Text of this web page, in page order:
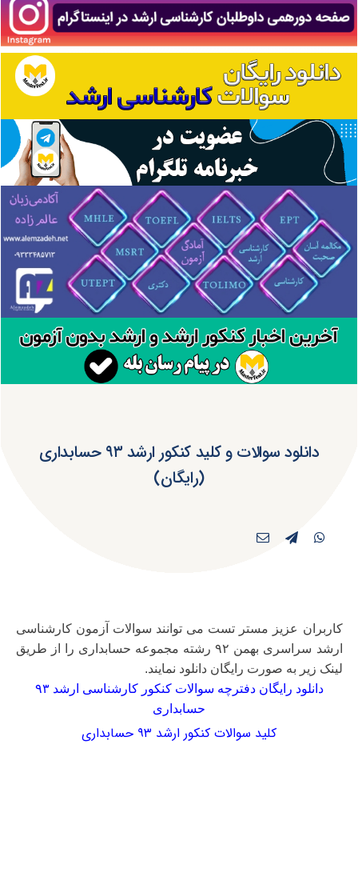
دانلود سوالات و کلید کنکور ارشد ۹۳ حسابداری
(رایگان)
کاربران عزیز مستر تست می توانند سوالات آزمون کارشناسی
ارشد سراسری بهمن ۹۲ رشته
مجموعه حسابداری را از طریق
لینک زیر به صورت رایگان دانلود نمایند.
دانلود رایگان دفترچه سوالات کنکور کارشناسی ارشد ۹۳
حسابداری
کلید سوالات کنکور ارشد ۹۳ حسابداری